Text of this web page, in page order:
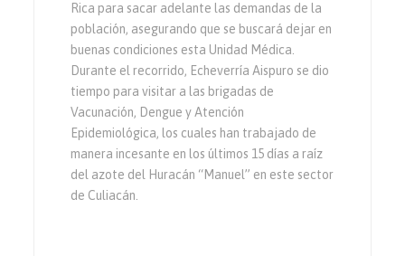
Rica para sacar adelante las demandas de la
población, asegurando que se buscará dejar en
buenas condiciones esta Unidad Médica.
Durante el recorrido, Echeverría Aispuro se dio
tiempo para visitar a las brigadas de
Vacunación, Dengue y Atención
Epidemiológica, los cuales han trabajado de
manera incesante en los últimos 15 días a raíz
del azote del Huracán “Manuel” en este sector
de Culiacán.